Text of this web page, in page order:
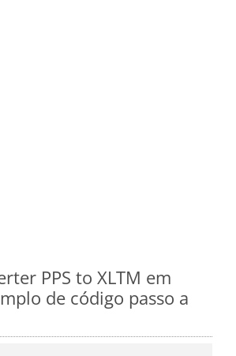
PPS to XLTM em
de código passo a